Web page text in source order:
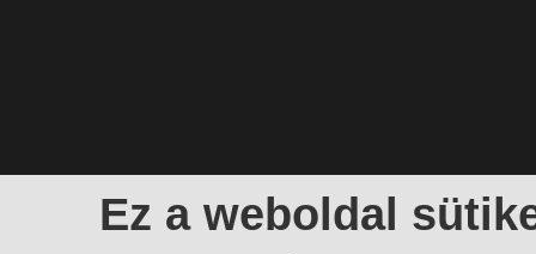
Ez a weboldal